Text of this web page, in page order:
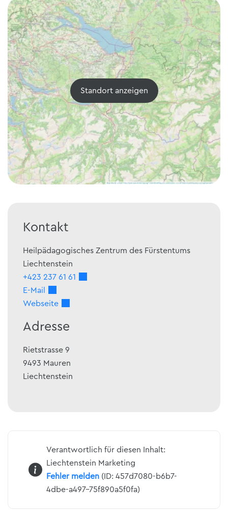
Standort anzeigen
Kontakt
Heilpädagogisches Zentrum des Fürstentums
Liechtenstein
+423 237 61 61
E-Mail
Webseite
Adresse
Rietstrasse 9
9493 Mauren
Liechtenstein
Verantwortlich für diesen Inhalt:
Liechtenstein Marketing
Fehler melden (ID: 457d7080-b6b7-
4dbe-a497-75f890a5f0fa)